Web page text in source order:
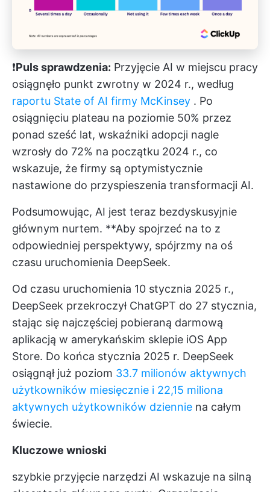
❗️Puls sprawdzenia: Przyjęcie AI w miejscu pracy
osiągnęło punkt zwrotny w 2024 r., według
raportu State of AI firmy McKinsey . Po
osiągnięciu plateau na poziomie 50% przez
ponad sześć lat, wskaźniki adopcji nagle
wzrosły do 72% na początku 2024 r., co
wskazuje, że firmy są optymistycznie
nastawione do przyspieszenia transformacji AI.
Podsumowując, AI jest teraz bezdyskusyjnie
głównym nurtem. **Aby spojrzeć na to z
odpowiedniej perspektywy, spójrzmy na oś
czasu uruchomienia DeepSeek.
Od czasu uruchomienia 10 stycznia 2025 r.,
DeepSeek przekroczył ChatGPT do 27 stycznia,
stając się najczęściej pobieraną darmową
aplikacją w amerykańskim sklepie iOS App
Store. Do końca stycznia 2025 r. DeepSeek
osiągnął już poziom 33.7 milionów aktywnych
użytkowników miesięcznie i 22,15 miliona
aktywnych użytkowników dziennie na całym
świecie.
Kluczowe wnioski
szybkie przyjęcie narzędzi AI wskazuje na silną